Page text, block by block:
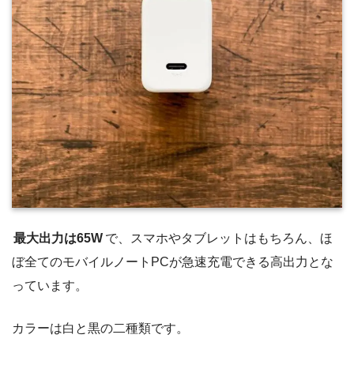
最大出力は65W で、スマホやタブレットはもちろん、ほ
ぼ全てのモバイルノートPCが急速充電できる高出力とな
っています。
カラーは白と黒の二種類です。